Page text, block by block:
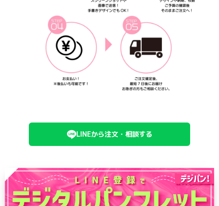
LINEから注文・相談する